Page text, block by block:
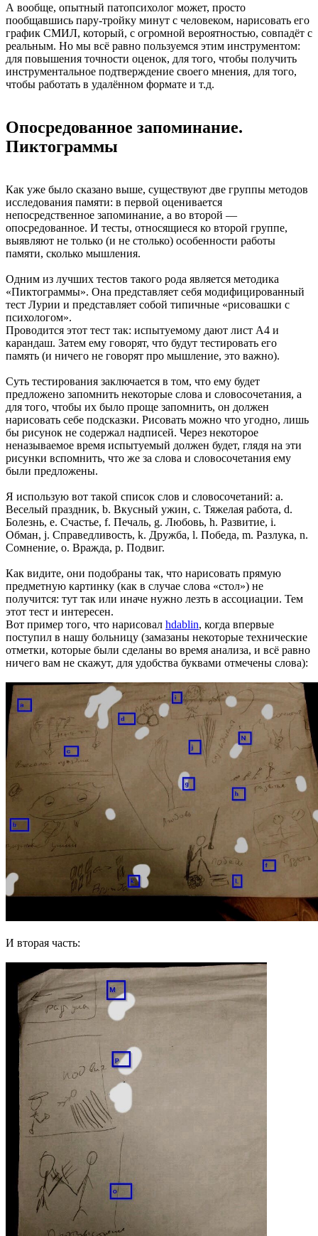
А вообще, опытный патопсихолог может, просто
пообщавшись пару-тройку минут с человеком, нарисовать его
график СМИЛ, который, с огромной вероятностью, совпадёт с
реальным. Но мы всё равно пользуемся этим инструментом:
для повышения точности оценок, для того, чтобы получить
инструментальное подтверждение своего мнения, для того,
чтобы работать в удалённом формате и т.д.
Опосредованное запоминание.
Пиктограммы
Как уже было сказано выше, существуют две группы методов
исследования памяти: в первой оценивается
непосредственное запоминание, а во второй —
опосредованное. И тесты, относящиеся ко второй группе,
выявляют не только (и не столько) особенности работы
памяти, сколько мышления.
Одним из лучших тестов такого рода является методика
«Пиктограммы». Она представляет себя модифицированный
тест Лурии и представляет собой типичные «рисовашки с
психологом».
Проводится этот тест так: испытуемому дают лист A4 и
карандаш. Затем ему говорят, что будут тестировать его
память (и ничего не говорят про мышление, это важно).
Суть тестирования заключается в том, что ему будет
предложено запомнить некоторые слова и словосочетания, а
для того, чтобы их было проще запомнить, он должен
нарисовать себе подсказки. Рисовать можно что угодно, лишь
бы рисунок не содержал надписей. Через некоторое
неназываемое время испытуемый должен будет, глядя на эти
рисунки вспомнить, что же за слова и словосочетания ему
были предложены.
Я использую вот такой список слов и словосочетаний: a.
Веселый праздник, b. Вкусный ужин, c. Тяжелая работа, d.
Болезнь, e. Счастье, f. Печаль, g. Любовь, h. Развитие, i.
Обман, j. Справедливость, k. Дружба, l. Победа, m. Разлука, n.
Сомнение, o. Вражда, p. Подвиг.
Как видите, они подобраны так, что нарисовать прямую
предметную картинку (как в случае слова «стол») не
получится: тут так или иначе нужно лезть в ассоциации. Тем
этот тест и интересен.
Вот пример того, что нарисовал hdablin, когда впервые
поступил в нашу больницу (замазаны некоторые технические
отметки, которые были сделаны во время анализа, и всё равно
ничего вам не скажут, для удобства буквами отмечены слова):
И вторая часть: